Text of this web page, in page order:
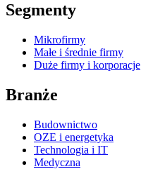
Segmenty
Mikrofirmy
Małe i średnie firmy
Duże firmy i korporacje
Branże
Budownictwo
OZE i energetyka
Technologia i IT
Medyczna